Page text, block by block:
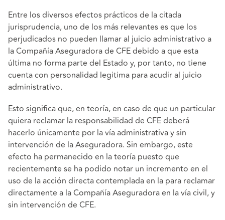
Entre los diversos efectos prácticos de la citada
jurisprudencia, uno de los más relevantes es que los
perjudicados no pueden llamar al juicio administrativo a
la Compañía Aseguradora de CFE debido a que esta
última no forma parte del Estado y, por tanto, no tiene
cuenta con personalidad legitima para acudir al juicio
administrativo.
Esto significa que, en teoría, en caso de que un particular
quiera reclamar la responsabilidad de CFE deberá
hacerlo únicamente por la vía administrativa y sin
intervención de la Aseguradora. Sin embargo, este
efecto ha permanecido en la teoría puesto que
recientemente se ha podido notar un incremento en el
uso de la acción directa contemplada en la para reclamar
directamente a la Compañía Aseguradora en la vía civil, y
sin intervención de CFE.